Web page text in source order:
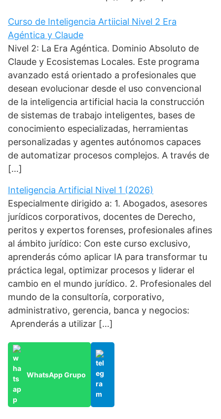
p
e
)
m
n
Curso de Inteligencia Artiicial Nivel 2 Era
Agéntica y Claude
Nivel 2: La Era Agéntica. Dominio Absoluto de
Claude y Ecosistemas Locales. Este programa
avanzado está orientado a profesionales que
desean evolucionar desde el uso convencional
de la inteligencia artificial hacia la construcción
de sistemas de trabajo inteligentes, bases de
conocimiento especializadas, herramientas
personalizadas y agentes autónomos capaces
de automatizar procesos complejos. A través de
[…]
Inteligencia Artificial Nivel 1 (2026)
Especialmente dirigido a: 1. Abogados, asesores
jurídicos corporativos, docentes de Derecho,
peritos y expertos forenses, profesionales afines
al ámbito jurídico: Con este curso exclusivo,
aprenderás cómo aplicar IA para transformar tu
práctica legal, optimizar procesos y liderar el
cambio en el mundo jurídico. 2. Profesionales del
mundo de la consultoría, corporativo,
administrativo, gerencia, banca y negocios:
Aprenderás a utilizar […]
WhatsApp Grupo